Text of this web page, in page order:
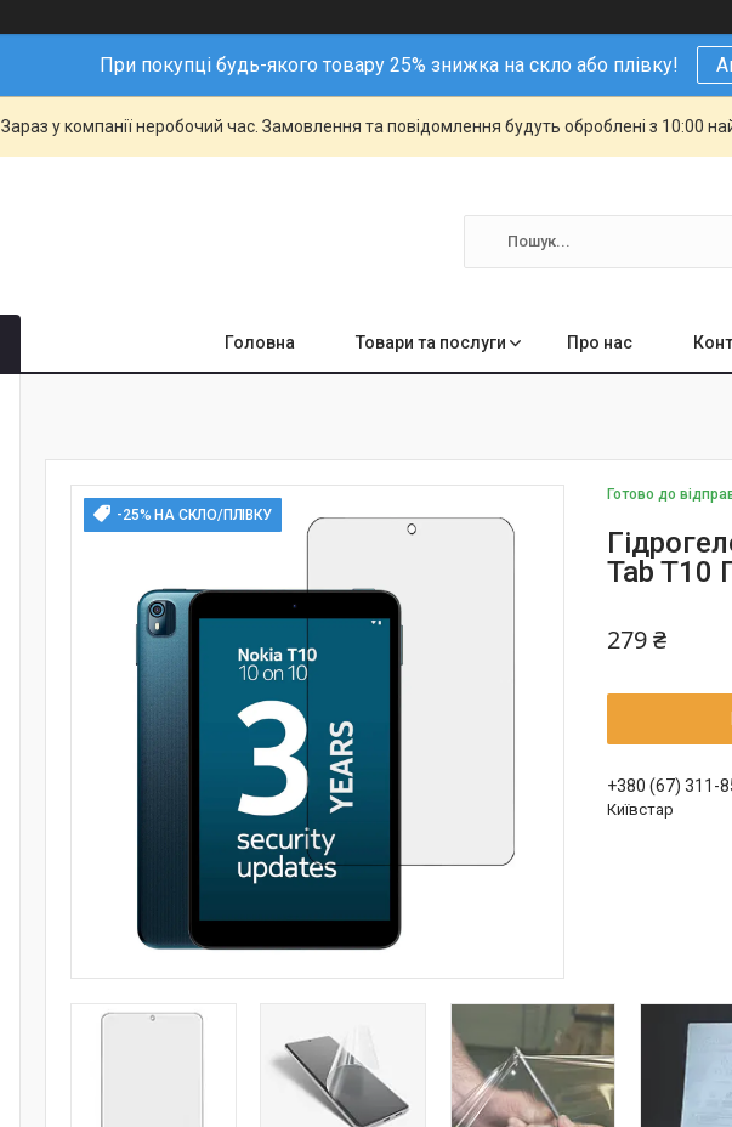
При покупці будь-якого товару 25% знижка на скло або плівку!
Зараз у компанії неробочий час. Замовлення та повідомлення будуть оброблені з 10:00
Головна Товари та послуги Про нас
-25% НА СКЛО/ПЛІВКУ
Готово до
Tab T10
279 ₴
+380 (67) 311-
Київстар